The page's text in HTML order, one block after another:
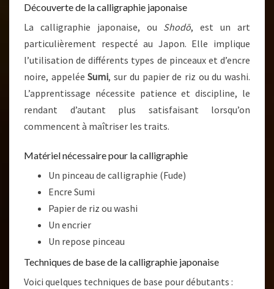
Découverte de la calligraphie japonaise
La calligraphie japonaise, ou Shodō, est un art
particulièrement respecté au Japon. Elle implique
l’utilisation de différents types de pinceaux et d’encre
noire, appeléeSumi, sur du papier de riz ou du washi.
L’apprentissage nécessite patience et discipline, le
rendant d’autant plus satisfaisant lorsqu’on
commencent à maîtriser les traits.
Matériel nécessaire pour la calligraphie
Un pinceau de calligraphie (Fude)
Encre Sumi
Papier de riz ou washi
Un encrier
Un repose pinceau
Techniques de base de la calligraphie japonaise
Voici quelques techniques de base pour débutants :